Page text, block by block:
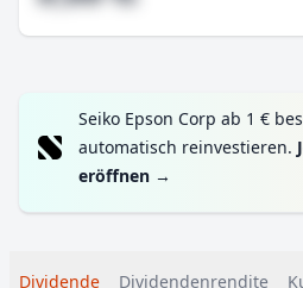
Seiko Epson Corp ab 1 €
automatisch reinvestieren.
eröffnen →
Dividende Dividendenrendite